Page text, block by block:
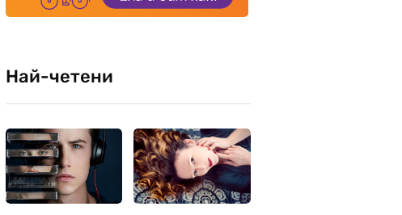
Най-четени